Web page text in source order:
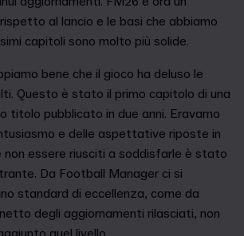
al lancio e le basi che abbiamo
capitoli sono molto più solide.
bene che il gioco ha deluso le
Questo è stato il primo capitolo di una
titolo pubblicato in due anni. Eravamo
e delle aspettative riposte in
essere riusciti a soddisfarle è stato
Da Football Manager ci si
standard di eccellenza, come da
degli aggiornamenti rilasciati, non